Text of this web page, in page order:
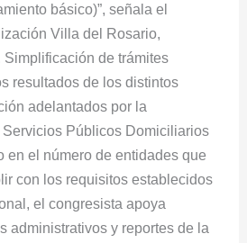
básico)”, señala el
Villa del Rosario,
de trámites
resultados de los distintos
adelantados por la
Públicos Domiciliarios
en el número de entidades que
con los requisitos establecidos
el congresista apoya
administrativos y reportes de la